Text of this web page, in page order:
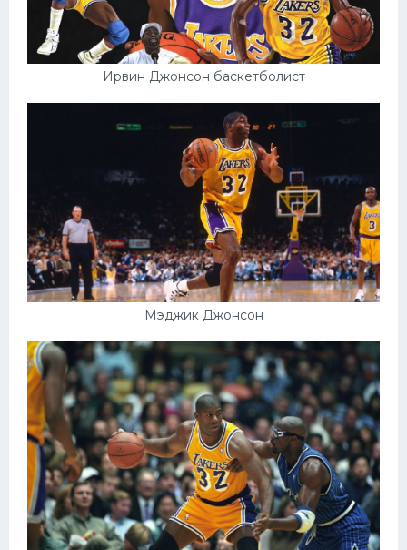
Ирвин Джонсон баскетболист
Мэджик Джонсон